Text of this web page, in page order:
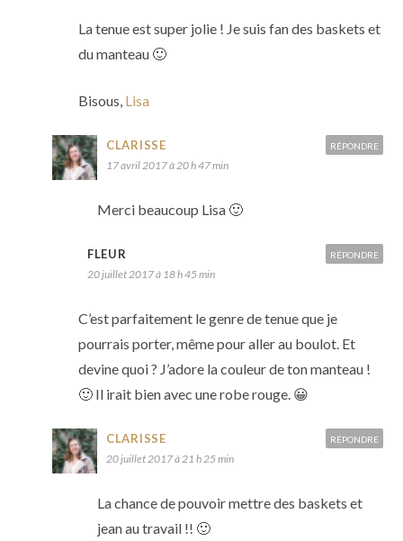
La tenue est super jolie ! Je suis fan des baskets et
du manteau 🙂
Bisous, Lisa
CLARISSE
17 avril 2017 à 20 h 47 min
Merci beaucoup Lisa 🙂
RÉPONDRE
FLEUR
20 juillet 2017 à 18 h 45 min
C’est parfaitement le genre de tenue que je
pourrais porter, même pour aller au boulot. Et
devine quoi ? J’adore la couleur de ton manteau !
🙂 Il irait bien avec une robe rouge. 😀
RÉPONDRE
CLARISSE
20 juillet 2017 à 21 h 25 min
La chance de pouvoir mettre des baskets et
jean au travail !! 🙂
RÉPONDRE